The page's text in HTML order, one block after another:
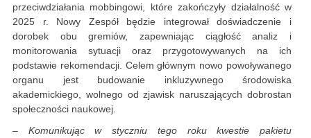
przeciwdziałania mobbingowi, które zakończyły działalność w
2025 r. Nowy Zespół będzie integrował doświadczenie i
dorobek obu gremiów, zapewniając ciągłość analiz i
monitorowania sytuacji oraz przygotowywanych na ich
podstawie rekomendacji. Celem głównym nowo powoływanego
organu jest budowanie inkluzywnego środowiska
akademickiego, wolnego od zjawisk naruszających dobrostan
społeczności naukowej.
– Komunikując w styczniu tego roku kwestie pakietu